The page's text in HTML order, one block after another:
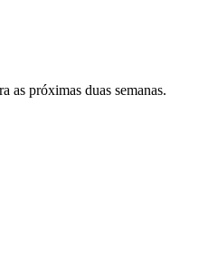
as próximas duas semanas.